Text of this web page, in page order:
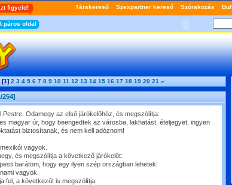
[1] 2 3 4 5 6 7 8 9 10 11 12 13 14 15 16 17 18 19 20 21 »
254]
Pestre. Odamegy az első járókelőhöz, és megszólítja:
magyar úr, hogy beengedtek az városba, lakhatást, ételjegyet, ingyen
biztosítanak, és nem kell adóznom!
vagyok.
és megszólítja a következő járókelőt:
barátom, hogy egy ilyen szép országban lehetek!
vagyok.
fel, a következőt is megszólítja: